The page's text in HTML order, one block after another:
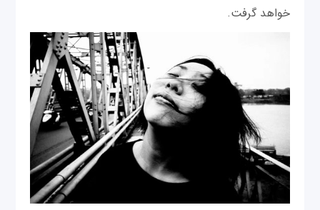
خواهد گرفت.